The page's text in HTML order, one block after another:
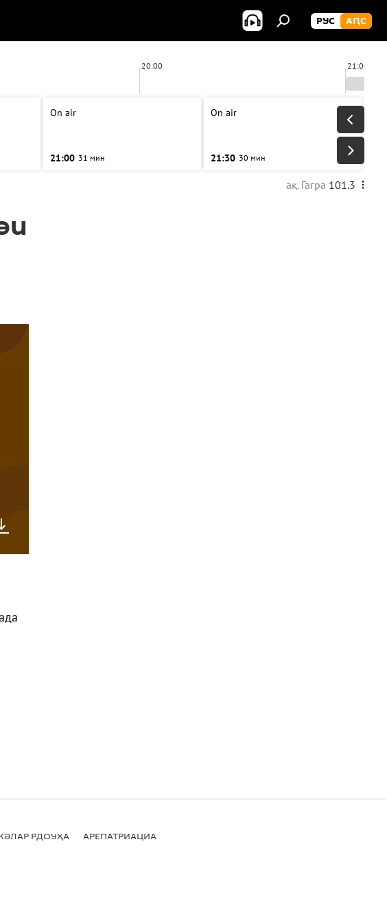
РУС АԤС
20:00 21:00
On air
21:00 31 мин
On air
21:30 30 мин
ақ. Гагра 101.3
РДОУҲА АРЕПАТРИАЦИА